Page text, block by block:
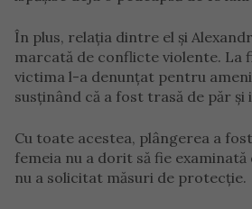
În plus, relația dintre el și
marcată de conflicte violente. La
victima l-a denunțat pentru
susținând că a fost trasă de păr și
Cu toate acestea, plângerea a
femeia nu a dorit să fie
nu a solicitat măsuri de protecție.